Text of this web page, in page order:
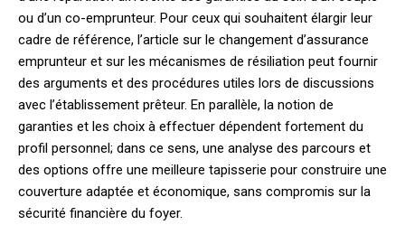
ou d’un co-emprunteur. Pour ceux qui souhaitent élargir leur
cadre de référence, l’article sur le changement d’assurance
emprunteur et sur les mécanismes de résiliation peut fournir
des arguments et des procédures utiles lors de discussions
avec l’établissement prêteur. En parallèle, la notion de
garanties et les choix à effectuer dépendent fortement du
profil personnel; dans ce sens, une analyse des parcours et
des options offre une meilleure tapisserie pour construire une
couverture adaptée et économique, sans compromis sur la
sécurité financière du foyer.